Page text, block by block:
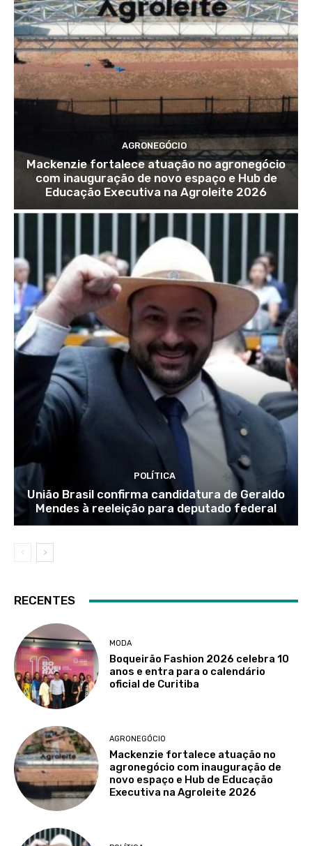
AGRONEGÓCIO
Mackenzie fortalece atuação no agronegócio
com inauguração de novo espaço e Hub de
Educação Executiva na Agroleite 2026
POLÍTICA
União Brasil confirma candidatura de Geraldo
Mendes à reeleição para deputado federal
RECENTES
MODA
Boqueirão Fashion 2026 celebra 10
anos e entra para o calendário
oficial de Curitiba
AGRONEGÓCIO
Mackenzie fortalece atuação no
agronegócio com inauguração de
novo espaço e Hub de Educação
Executiva na Agroleite 2026